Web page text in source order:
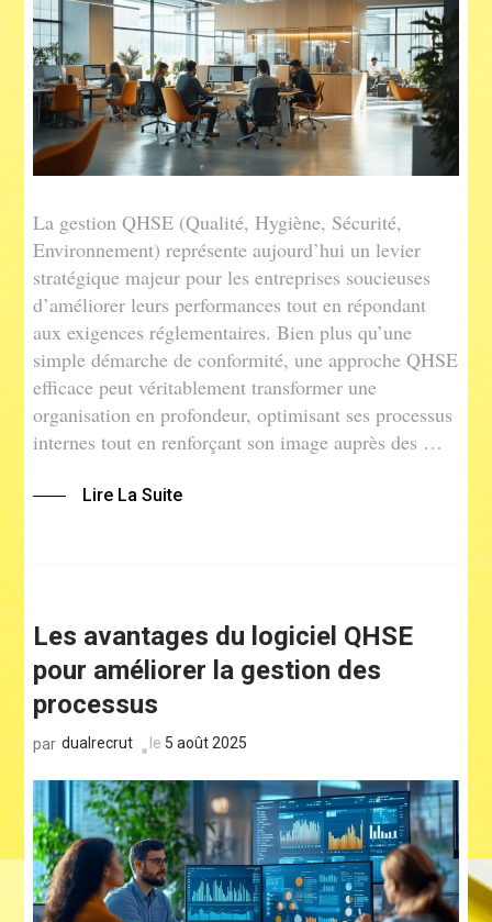
La gestion QHSE (Qualité, Hygiène, Sécurité,
Environnement) représente aujourd’hui un levier
stratégique majeur pour les entreprises soucieuses
d’améliorer leurs performances tout en répondant
aux exigences réglementaires. Bien plus qu’une
simple démarche de conformité, une approche QHSE
efficace peut véritablement transformer une
organisation en profondeur, optimisant ses processus
internes tout en renforçant son image auprès des …
Lire La Suite
Les avantages du logiciel QHSE
pour améliorer la gestion des
processus
par dualrecrut le 5 août 2025